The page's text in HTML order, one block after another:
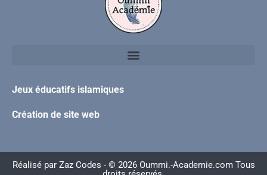
Jeux éducatifs islamiques
Création de site web
Réalisé par Zaz Codes - © 2026 Oummi.-Academie.com Tous